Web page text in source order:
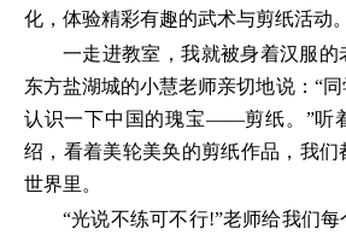
化，体验精彩有趣的武术与剪纸活动。
一走进教室，我就被身着汉服的
东方盐湖城的小慧老师亲切地说：“
认识一下中国的瑰宝——剪纸。”听
绍，看着美轮美奂的剪纸作品，我
世界里。
“光说不练可不行!”老师给我们